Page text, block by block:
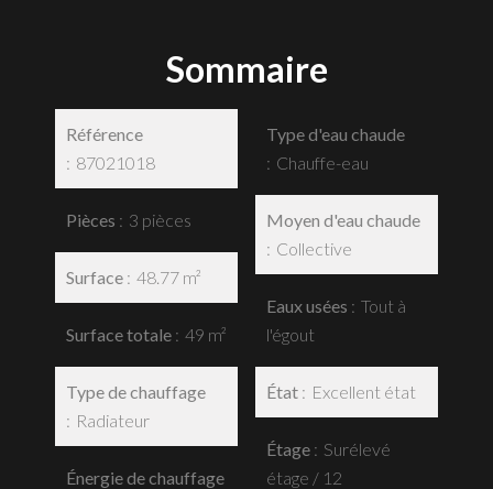
Sommaire
Référence
87021018
Pièces 3 pièces
Surface 48.77 m²
Surface totale 49 m²
Type de chauffage
Radiateur
Énergie de chauffage
Type d'eau chaude
Chauffe-eau
Moyen d'eau chaude
Collective
Eaux usées
Tout à
l'égout
État Excellent état
Étage
Surélevé
étage / 12